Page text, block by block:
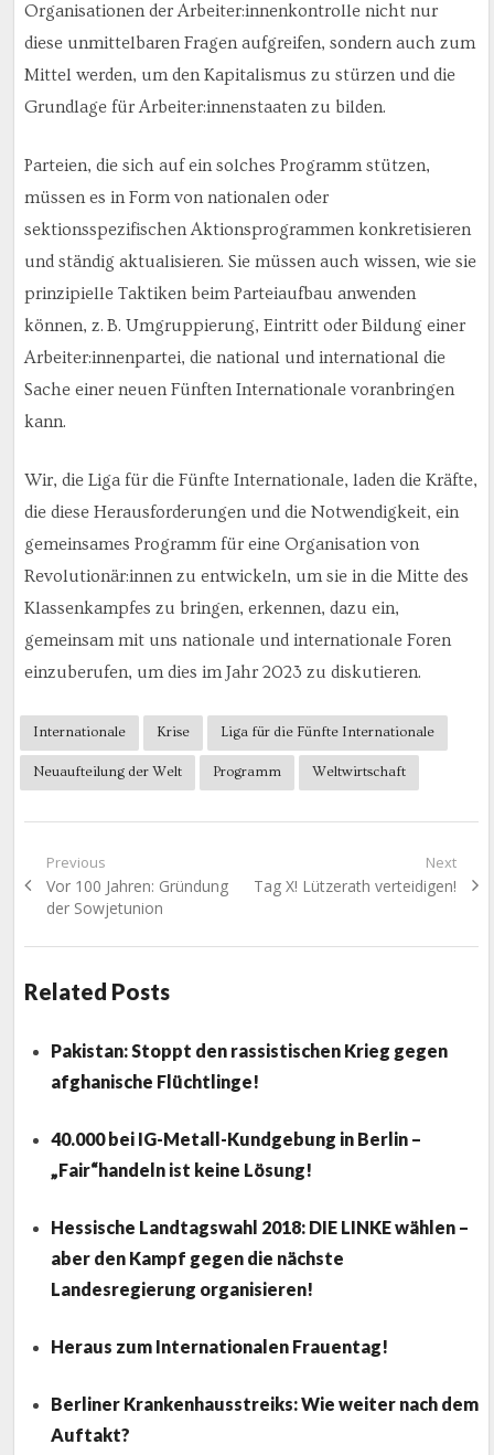
Organisationen der Arbeiter:innenkontrolle nicht nur
diese unmittelbaren Fragen aufgreifen, sondern auch zum
Mittel werden, um den Kapitalismus zu stürzen und die
Grundlage für Arbeiter:innenstaaten zu bilden.
Parteien, die sich auf ein solches Programm stützen,
müssen es in Form von nationalen oder
sektionsspezifischen Aktionsprogrammen konkretisieren
und ständig aktualisieren. Sie müssen auch wissen, wie sie
prinzipielle Taktiken beim Parteiaufbau anwenden
können, z. B. Umgruppierung, Eintritt oder Bildung einer
Arbeiter:innenpartei, die national und international die
Sache einer neuen Fünften Internationale voranbringen
kann.
Wir, die Liga für die Fünfte Internationale, laden die Kräfte,
die diese Herausforderungen und die Notwendigkeit, ein
gemeinsames Programm für eine Organisation von
Revolutionär:innen zu entwickeln, um sie in die Mitte des
Klassenkampfes zu bringen, erkennen, dazu ein,
gemeinsam mit uns nationale und internationale Foren
einzuberufen, um dies im Jahr 2023 zu diskutieren.
Internationale Krise Liga für die Fünfte Internationale
Neuaufteilung der Welt Programm Weltwirtschaft
Beitragsnavigation
Previous
Previous
post:
Vor 100 Jahren: Gründung
der Sowjetunion
Next
Next
Tag X! Lützerath verteidigen!
Related Posts
Pakistan: Stoppt den rassistischen Krieg gegen
afghanische Flüchtlinge!
40.000 bei IG-Metall-Kundgebung in Berlin –
„Fair“handeln ist keine Lösung!
Hessische Landtagswahl 2018: DIE LINKE wählen –
aber den Kampf gegen die nächste
Landesregierung organisieren!
Heraus zum Internationalen Frauentag!
Berliner Krankenhausstreiks: Wie weiter nach dem
Auftakt?